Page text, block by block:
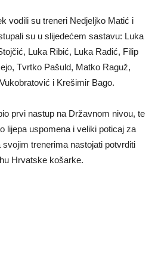
vodili su treneri Nedjeljko Matić i
su u slijedećem sastavu: Luka
Luka Ribić, Luka Radić, Filip
Tvrtko Pašuld, Matko Raguž,
i Krešimir Bago.
prvi nastup na Državnom nivou, te
lijepa uspomena i veliki poticaj za
trenerima nastojati potvrditi
Hrvatske košarke.